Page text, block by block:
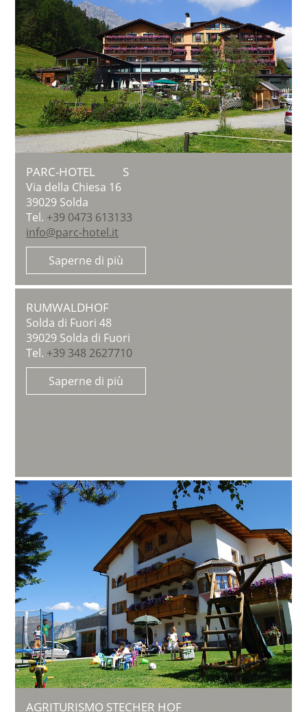
PARC-HOTEL S
Via della Chiesa 16
39029Solda
Tel. +39 0473 613133
info@parc-hotel.it
Saperne di più
RUMWALDHOF
Solda di Fuori 48
39029Solda di Fuori
Tel. +39 348 2627710
Saperne di più
AGRITURISMO STECHER HOF